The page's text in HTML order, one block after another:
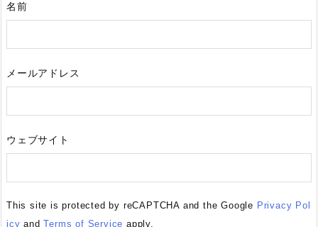
名前
メールアドレス
ウェブサイト
This site is protected by reCAPTCHA and the Google Privacy Pol
icy andTerms of Service apply.